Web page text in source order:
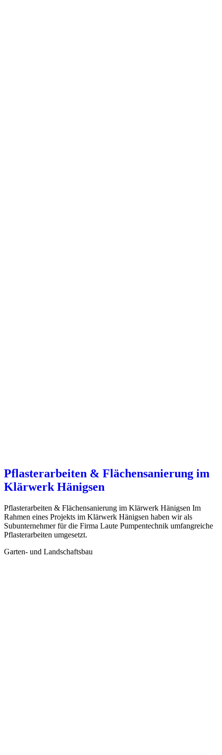
Pflasterarbeiten & Flächensanierung im
Klärwerk Hänigsen
Pflasterarbeiten & Flächensanierung im Klärwerk Hänigsen Im
Rahmen eines Projekts im Klärwerk Hänigsen haben wir als
Subunternehmer für die Firma Laute Pumpentechnik umfangreiche
Pflasterarbeiten umgesetzt.
Garten- und Landschaftsbau